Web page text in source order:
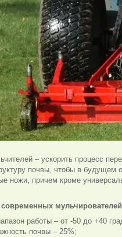
– ускорить процесс
почвы, чтобы в
ножи, причем кроме
работы – от -50 до +40
почвы – 25%;